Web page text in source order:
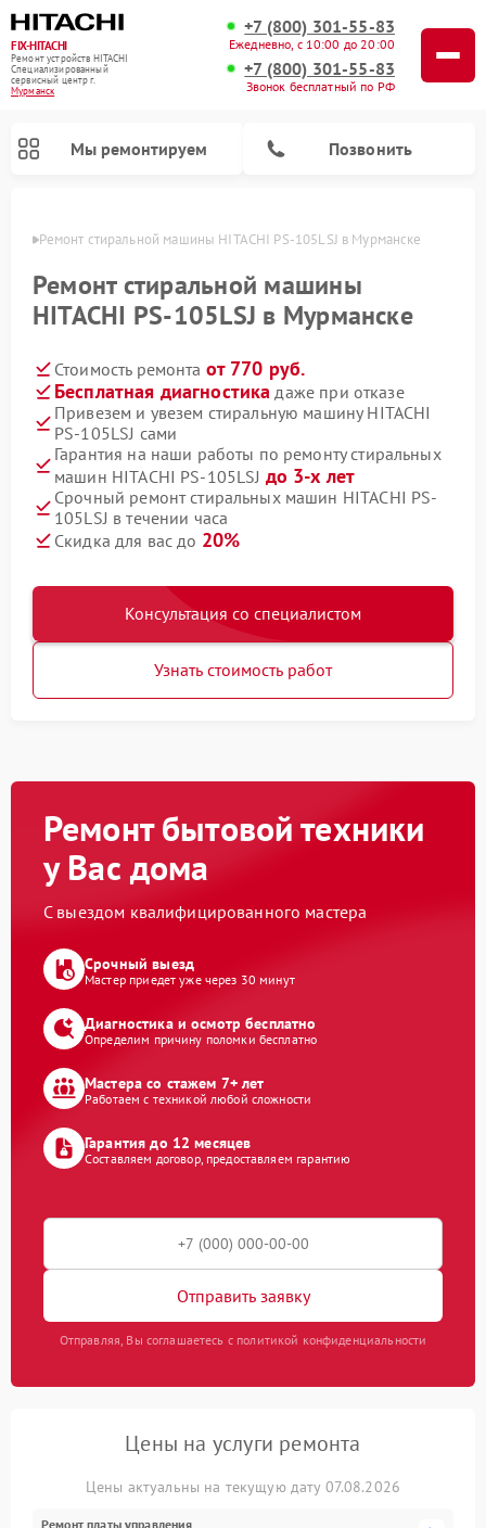
FIX-HITACHI
Ремонт устройств HITACHI
Специализированный
cервисный центр г.
Мурманск
+7 (800) 301-55-83
Ежедневно, с 10:00 до 20:00
+7 (800) 301-55-83
Звонок бесплатный по РФ
Мы ремонтируем Позвонить
Ремонт стиральной машины HITACHI PS-105LSJ в Мурманске
Ремонт стиральной машины
HITACHI PS-105LSJ в Мурманске
Стоимость ремонта от 770 руб.
Бесплатная диагностика даже при отказе
Привезем и увезем стиральную машину HITACHI
PS-105LSJ сами
Гарантия на наши работы по ремонту стиральных
машин HITACHI PS-105LSJ до 3-х лет
Срочный ремонт стиральных машин HITACHI PS-
105LSJ в течении часа
Скидка для вас до 20%
Консультация со специалистом
Узнать стоимость работ
Ремонт бытовой техники
у Вас дома
С выездом квалифицированного мастера
Срочный выезд
Мастер приедет уже через 30 минут
Диагностика и осмотр бесплатно
Определим причину поломки бесплатно
Мастера со стажем 7+ лет
Работаем с техникой любой сложности
Гарантия до 12 месяцев
Составляем договор, предоставляем гарантию
Отправить заявку
Отправляя, Вы соглашаетесь с политикой конфиденциальности
Цены на услуги ремонта
Цены актуальны на текущую дату 07.08.2026
Ремонт платы управления